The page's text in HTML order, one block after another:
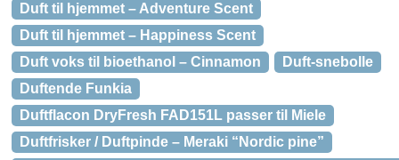
Duft til hjemmet – Adventure Scent
Duft til hjemmet – Happiness Scent
Duft voks til bioethanol – Cinnamon
Duft-snebolle
Duftende Funkia
Duftflacon DryFresh FAD151L passer til Miele
Duftfrisker / Duftpinde – Meraki “Nordic pine”